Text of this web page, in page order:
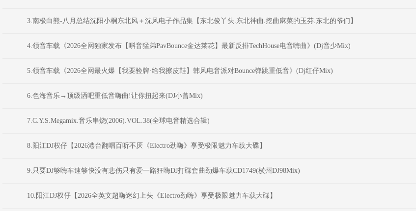
3.南极白熊-八月总结沈阳小桐东北风＋沈风电子作品集【东北俊丫头.东北神曲.挖曲麻菜的玉芬.东北的爷们】
4.领音车载《2026全网独家发布【唞音猛弟PavBounce金达莱花】最新反排TechHouse电音嗨曲》(Dj音少Mix)
5.领音车载《2026全网最火爆【我要验牌·给我擦皮鞋】韩风电音派对Bounce弹跳重低音》(Dj红仔Mix)
6.色海音乐→顶级洒吧重低音嗨曲!让你扭起来(DJ小曾Mix)
7.C.Y.S.Megamix.音乐串烧(2006).VOL.38(全球电音精选合辑)
8.阳江DJ权仔【2026港台翻唱百听不厌《Electro劲嗨》享受极限魅力车载大碟】
9.只要DJ够嗨车速够快没有悲伤只有爱一路狂嗨DJ打碟套曲劲爆车载CD1749(横州DJ98Mix)
10.阳江DJ权仔【2026全英文超嗨迷幻上头《Electro劲嗨》享受极限魅力车载大碟】